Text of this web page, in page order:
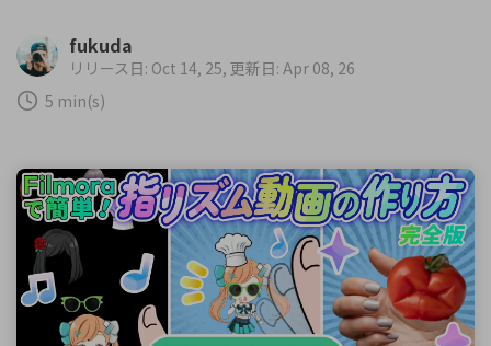
サポート
カスタマーサポート
購入する ログイン
fukuda
リリース日: Oct 14, 25, 更新日: Apr 08, 26
5 min(s)